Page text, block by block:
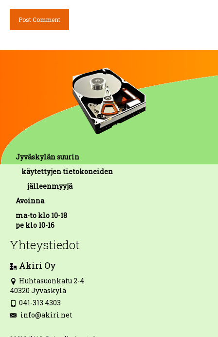
Jyväskylän suurin
käytettyjen tietokoneiden
jälleenmyyjä
Avoinna
ma-to klo 10-18
pe klo 10-16
Yhteystiedot
Akiri Oy
Huhtasuonkatu 2-4
40320 Jyväskylä
041-313 4303
info@akiri.net